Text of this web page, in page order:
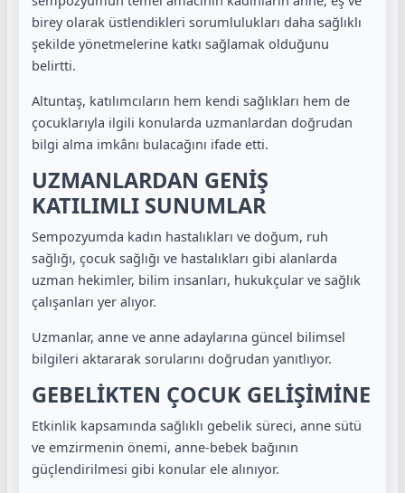
birey olarak üstlendikleri sorumlulukları daha sağlıklı
şekilde yönetmelerine katkı sağlamak olduğunu
belirtti.
Altuntaş, katılımcıların hem kendi sağlıkları hem de
çocuklarıyla ilgili konularda uzmanlardan doğrudan
bilgi alma imkânı bulacağını ifade etti.
UZMANLARDAN GENİŞ
KATILIMLI SUNUMLAR
Sempozyumda kadın hastalıkları ve doğum, ruh
sağlığı, çocuk sağlığı ve hastalıkları gibi alanlarda
uzman hekimler, bilim insanları, hukukçular ve sağlık
çalışanları yer alıyor.
Uzmanlar, anne ve anne adaylarına güncel bilimsel
bilgileri aktararak sorularını doğrudan yanıtlıyor.
GEBELİKTEN ÇOCUK GELİŞİMİNE
Etkinlik kapsamında sağlıklı gebelik süreci, anne sütü
ve emzirmenin önemi, anne-bebek bağının
güçlendirilmesi gibi konular ele alınıyor.